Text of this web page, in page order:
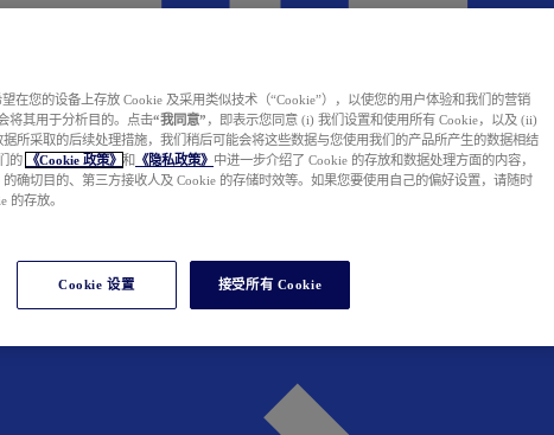
在您的设备上存放 Cookie 及采用类似技术（“Cookie”），以使您的用户体验和我们的营销
将其用于分析目的。点击“我同意” ，即表示您同意 (i) 我们设置和使用所有 Cookie，以及 (ii)
所采取的后续处理措施，我们稍后可能会将这些数据与您使用我们的产品所产生的数据相结
的
《Cookie 政策》 和 《隐私政策》 中进一步介绍了 Cookie 的存放和数据处理方面的内容，
确切目的、第三方接收人及 Cookie 的存储时效等。如果您要使用自己的偏好设置，请随时
的存放。
Cookie 设置 接受所有 Cookie